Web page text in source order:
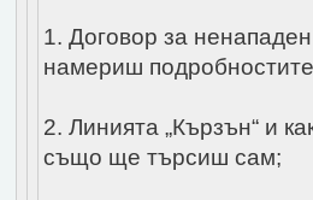
1. Договор за
намериш
2. Линията „Кързън“ и
също ще търсиш сам;